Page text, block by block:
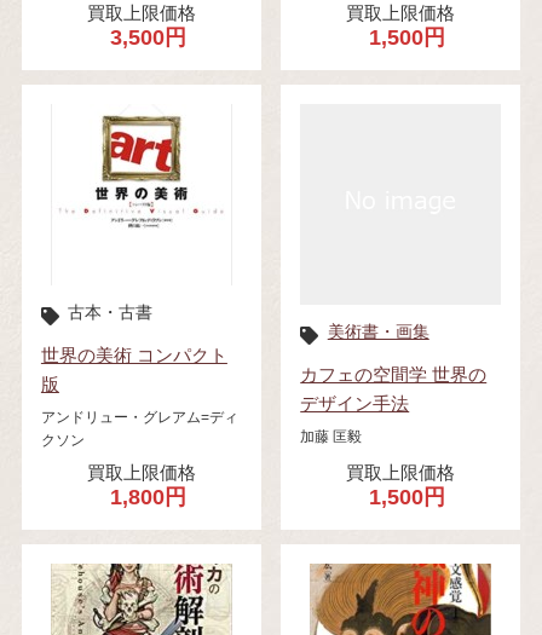
買取上限価格
3,500円
買取上限価格
1,500円
古本・古書
世界の美術 コンパクト
版
アンドリュー・グレアム=ディ
クソン
買取上限価格
1,800円
美術書・画集
カフェの空間学 世界の
デザイン手法
加藤 匡毅
買取上限価格
1,500円